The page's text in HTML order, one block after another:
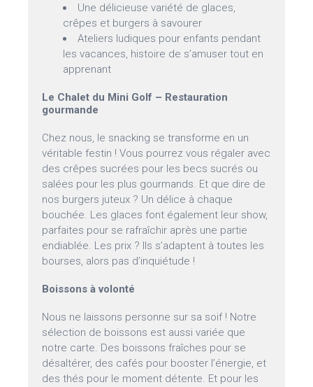
Une délicieuse variété de glaces,
crêpes et burgers à savourer
Ateliers ludiques pour enfants pendant
les vacances, histoire de s’amuser tout en
apprenant
Le Chalet du Mini Golf – Restauration
gourmande
Chez nous, le snacking se transforme en un
véritable festin ! Vous pourrez vous régaler avec
des crêpes sucrées pour les becs sucrés ou
salées pour les plus gourmands. Et que dire de
nos burgers juteux ? Un délice à chaque
bouchée. Les glaces font également leur show,
parfaites pour se rafraîchir après une partie
endiablée. Les prix ? Ils s’adaptent à toutes les
bourses, alors pas d’inquiétude !
Boissons à volonté
Nous ne laissons personne sur sa soif ! Notre
sélection de boissons est aussi variée que
notre carte. Des boissons fraîches pour se
désaltérer, des cafés pour booster l’énergie, et
des thés pour le moment détente. Et pour les